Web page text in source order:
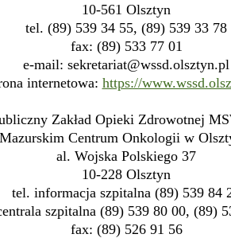
10-561 Olsztyn
tel. (89) 539 34 55, (89) 539 33 78
fax: (89) 533 77 01
e-mail: sekretariat@wssd.olsztyn.pl
internetowa: https://
Zakład Opieki Zdrowotnej
Mazurskim Centrum Onkologii w
al. Wojska Polskiego 37
10-228 Olsztyn
tel. informacja szpitalna (89) 539 84
szpitalna (89) 539 80 00, (89)
fax: (89) 526 91 56